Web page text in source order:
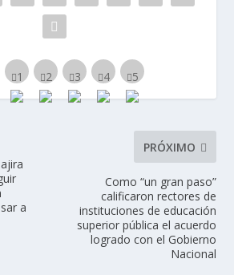
a
PRÓXIMO
Como “un gran paso”
calificaron rectores de
instituciones de educación
superior pública el acuerdo
logrado con el Gobierno
Nacional